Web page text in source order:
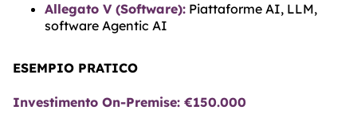
Allegato V (Software): Piattaforme AI, LLM,
software Agentic AI
ESEMPIO PRATICO
Investimento On-Premise: €150.000